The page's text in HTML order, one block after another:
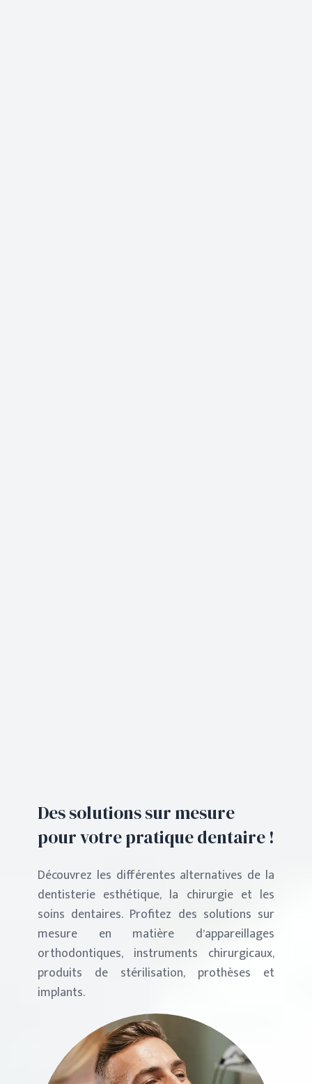
Des solutions sur mesure
pour votre pratique dentaire !
Découvrez les différentes alternatives de la
dentisterie esthétique, la chirurgie et les
soins dentaires. Profitez des solutions sur
mesure en matière d’appareillages
orthodontiques, instruments chirurgicaux,
produits de stérilisation, prothèses et
implants.